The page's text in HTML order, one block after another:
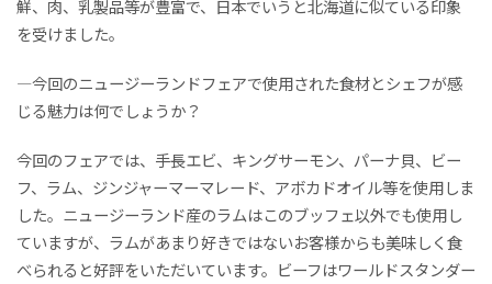
鮮、肉、乳製品等が豊富で、日本でいうと北海道に似ている印象
を受けました。
―今回のニュージーランドフェアで使用された食材とシェフが感
じる魅力は何でしょうか？
今回のフェアでは、手長エビ、キングサーモン、パーナ貝、ビー
フ、ラム、ジンジャーマーマレード、アボカドオイル等を使用しま
した。ニュージーランド産のラムはこのブッフェ以外でも使用し
ていますが、ラムがあまり好きではないお客様からも美味しく食
べられると好評をいただいています。ビーフはワールドスタンダー